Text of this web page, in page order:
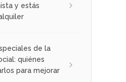
y estás
de la
quiénes
para mejorar